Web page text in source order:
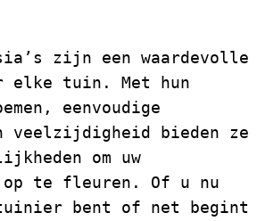
zijn een waardevolle
elke tuin. Met hun
eenvoudige
veelzijdigheid bieden ze
om uw
op te fleuren. Of u nu
bent of net begint